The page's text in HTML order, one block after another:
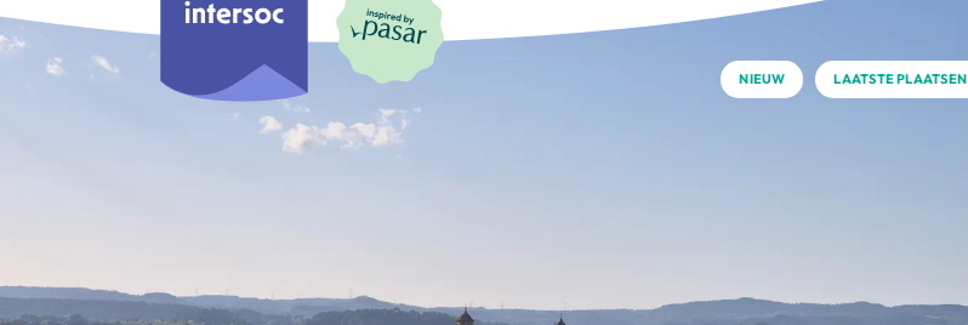
NIEUW LAATSTE PLAATSEN